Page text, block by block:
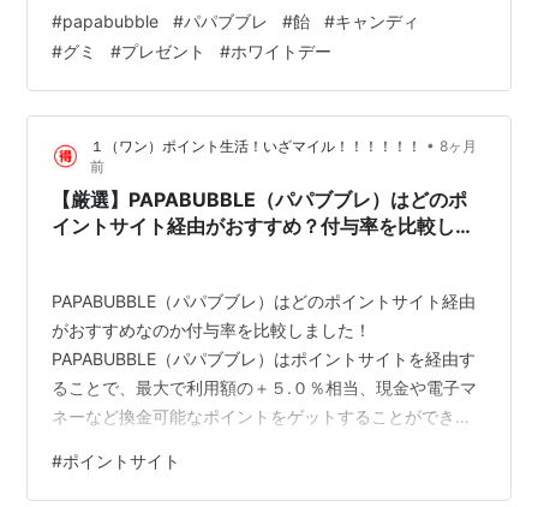
人技が光る驚きの美味しさ。この記事では、なぜパパブ
ブレが「世界一面白いお菓子屋さん」と呼ばれるのか、
その秘密とギフト選びのポイントを徹底解説します！ 1.
職人の魔法！パパブブレが「世界一面白い」理由 パパブ
ブレの最大の特徴は、目の前で繰り広げられる巨大な飴
の塊が、見る間に細かな絵柄へ…
#papabubble #パパブブレ #飴 #キャンディ
#グミ #プレゼント #ホワイトデー
１（ワン）ポイント生活！いざマイル！！！！！！ • 8ヶ月
前
【厳選】PAPABUBBLE（パパブブレ）はどのポ
イントサイト経由がおすすめ？付与率を比較して
PAPABUBBLE（パパブブレ）はどのポイントサイト経由
がおすすめなのか付与率を比較しました！
PAPABUBBLE（パパブブレ）はポイントサイトを経由す
ることで、最大で利用額の＋５.０％相当、現金や電子マ
ネーなど換金可能なポイントをゲットすることができま
PAPABUBBLE（パパブブレ）の申込みは、どのポイント
サイトを経由するとお得に利用できるのか比較・検討し
#ポイントサイト